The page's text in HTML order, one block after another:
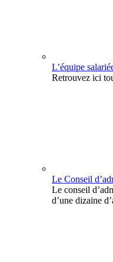
L’équipe
Retrouvez ici
Le Conseil
Le conseil
d’une dizaine